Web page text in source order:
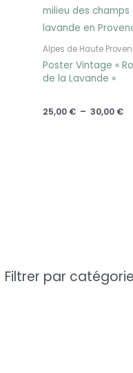
Filtrer par
Alpes de Haute
Poster Vintage «
de la Lavande »
25,00 € – 30,00 €